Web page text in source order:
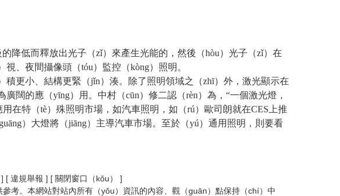
降低而釋放出光子（zǐ）來產生光能的，然後（hòu）光子（zǐ）在
、夜間攝像頭（tóu）監控（kòng）照明。
更小、結構更緊（jǐn）湊。除了照明領域之（zhī）外，激光顯示在
闊的應（yīng）用。中村（cūn）修二認（rèn）為，“一個激光燈，
在特（tè）殊照明市場，如汽車照明，如（rú）歐司朗就在CES上推
）大燈將（jiāng）主導汽車市場。至於（yú）通用照明，則要看
[ 違規舉報 ] [ 關閉窗口（kǒu） ]
考。本網站對站內所有（yǒu）資訊的內容、觀（guān）點保持（chí）中